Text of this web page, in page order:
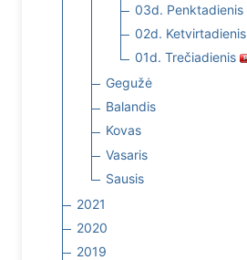
03d. Penktadienis
02d. Ketvirtadienis
01d. Trečiadienis
Gegužė
Balandis
Kovas
Vasaris
Sausis
2021
2020
2019